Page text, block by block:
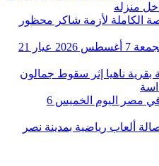
منزله
الكاملة لأزمة شاكر محظور
ارتفاع أسعار الذهب اليوم الجمعة 7 أغسطس 2026 عيار 21
ناهيا إثر سقوط جمالون
تحديث جديد لأسعار الذهب في مصر اليوم الخميس 6
ألعاب رياضية بمدينة نصر